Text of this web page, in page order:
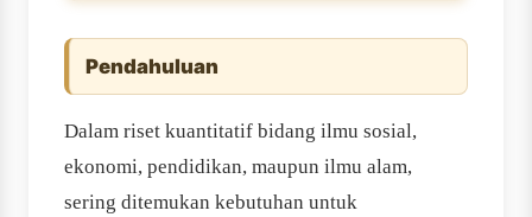
Pendahuluan
Dalam riset kuantitatif bidang ilmu sosial,
ekonomi, pendidikan, maupun ilmu alam,
sering ditemukan kebutuhan untuk